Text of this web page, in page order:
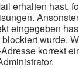
erhalten hast,
eingegeben
wurde.
korrekt